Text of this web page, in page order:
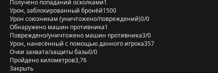
Получено попаданий осколками1
Урон, заблокированный бронёй1500
Урон союзникам (уничтожено/повреждений)0/0
Обнаружено машин противника1
Повреждено/уничтожено машин противника3/0
Урон, нанесённый с помощью данного игрока357
Очки захвата/защиты базы0/0
Пройдено километров3,76
Закрыть